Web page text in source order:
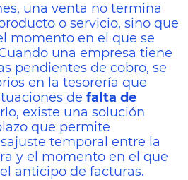
una venta no termina
o servicio, sino que
momento en el que se
una empresa tiene
pendientes de cobro, se
en la tesorería que
de falta de
existe una solución
que permite
temporal entre la
y el momento en el que
anticipo de facturas.